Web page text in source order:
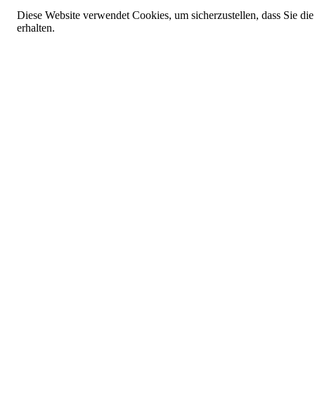
Diese Website verwendet Cookies, um sicherzustellen, dass Sie
erhalten.